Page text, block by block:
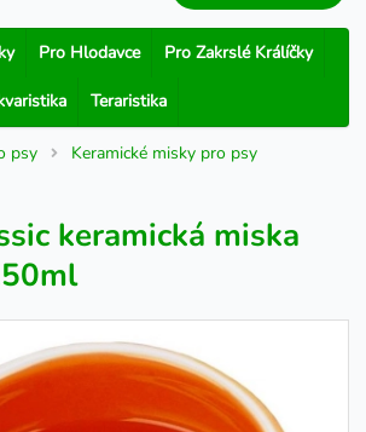
Pro Hlodavce Pro Zakrslé Králíčky
Teraristika
psy Keramické misky pro psy
keramická miska